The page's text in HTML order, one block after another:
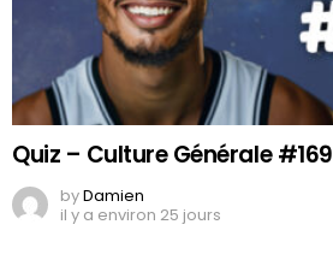
Quiz – Culture Générale #169
byDamien
il y a environ 25 jours